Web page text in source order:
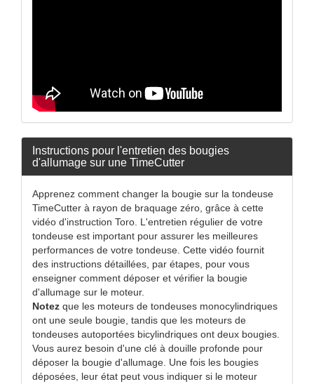
Instructions pour l'entretien des bougies
d'allumage sur une TimeCutter
Apprenez comment changer la bougie sur la tondeuse
TimeCutter à rayon de braquage zéro, grâce à cette
vidéo d'instruction Toro. L'entretien régulier de votre
tondeuse est important pour assurer les meilleures
performances de votre tondeuse. Cette vidéo fournit
des instructions détaillées, par étapes, pour vous
enseigner comment déposer et vérifier la bougie
d'allumage sur le moteur.
Notez que les moteurs de tondeuses monocylindriques
ont une seule bougie, tandis que les moteurs de
tondeuses autoportées bicylindriques ont deux bougies.
Vous aurez besoin d'une clé à douille profonde pour
déposer la bougie d'allumage. Une fois les bougies
déposées, leur état peut vous indiquer si le moteur